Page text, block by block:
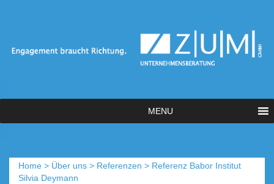
MENU
Home > Über uns > Referenzen > Referenz Babor Institut
Silvia Deymann